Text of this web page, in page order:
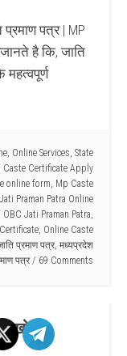
पत्र | MP
है कि, जाति
, Online Services, State
Caste Certificate Apply
online form, Mp Caste
Praman Patra Online
OBC Jati Praman Patra,
, Online Caste
प्रमाण पत्र, मध्यप्रदेश
पत्र
69 Comments
खोजें )